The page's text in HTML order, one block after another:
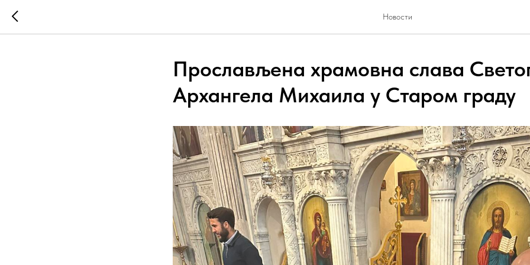
Новости
Прослављена храмовна слава
Архангела Михаила у Старом граду